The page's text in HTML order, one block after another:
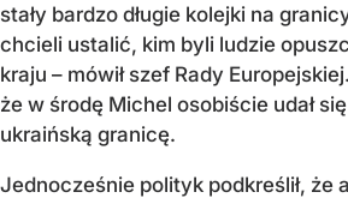
stały bardzo długie kolejki na
chcieli ustalić, kim byli ludzie
kraju – mówił szef Rady
że w środę Michel osobiście udał
ukraińską granicę.
Jednocześnie polityk podkreślił, że